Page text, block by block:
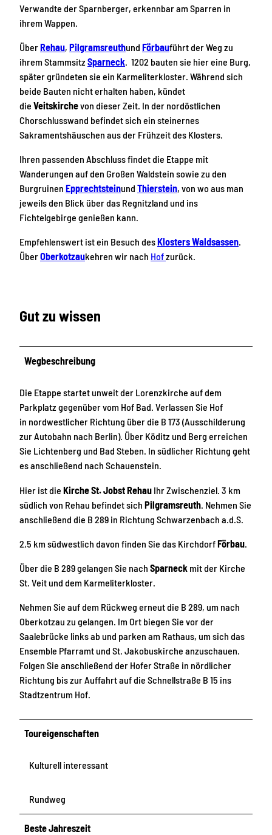
Verwandte der Sparnberger, erkennbar am Sparren in
ihrem Wappen.
ÜberRehau, Pilgramsreuthund Förbauführt der Weg zu
ihrem Stammsitz Sparneck . 1202 bauten sie hier eine Burg,
später gründeten sie ein Karmeliterkloster. Während sich
beide Bauten nicht erhalten haben, kündet
die Veitskirchevon dieser Zeit. In der nordöstlichen
Chorschlusswand befindet sich ein steinernes
Sakramentshäuschen aus der Frühzeit des Klosters.
Ihren passenden Abschluss findet die Etappe mit
Wanderungen auf den Großen Waldstein sowie zu den
Burgruinen Epprechtsteinund Thierstein, von wo aus man
jeweils den Blick über das Regnitzland und ins
Fichtelgebirge genießen kann.
Empfehlenswert ist ein Besuch desKlosters Waldsassen.
ÜberOberkotzaukehren wir nach Hofzurück.
Gut zu wissen
Wegbeschreibung
Die Etappe startet unweit der Lorenzkirche auf dem
Parkplatz gegenüber vom Hof Bad. Verlassen Sie Hof
in nordwestlicher Richtung über die B 173 (Ausschilderung
zur Autobahn nach Berlin). Über Köditz und Berg erreichen
Sie Lichtenberg und Bad Steben. In südlicher Richtung geht
es anschließend nach Schauenstein.
Hier ist die Kirche St. Jobst Rehau Ihr Zwischenziel. 3 km
südlich von Rehau befindet sich Pilgramsreuth . Nehmen Sie
anschließend die B 289 in Richtung Schwarzenbach a.d.S.
2,5 km südwestlich davon finden Sie das KirchdorfFörbau
Über die B 289 gelangen Sie nach Sparneck mit der Kirche
St. Veit und dem Karmeliterkloster.
Nehmen Sie auf dem Rückweg erneut die B 289, um nach
Oberkotzau zu gelangen. Im Ort biegen Sie vor der
Saalebrücke links ab und parken am Rathaus, um sich das
Ensemble Pfarramt und St. Jakobuskirche anzuschauen.
Folgen Sie anschließend der Hofer Straße in nördlicher
Richtung bis zur Auffahrt auf die Schnellstraße B 15 ins
Stadtzentrum Hof.
Toureigenschaften
Kulturell interessant
Rundweg
Beste Jahreszeit